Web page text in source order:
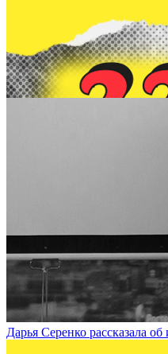
22 ноября в рамках DOCA-
Summary of Modern Artistic
Дарья Серенко рассказала